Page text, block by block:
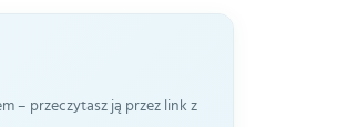
– przeczytasz ją przez link z